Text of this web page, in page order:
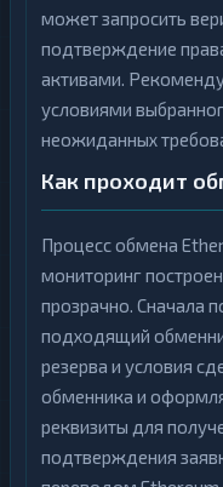
может запросить
подтверждение
активами.
условиями
неожиданных
Как проходит
Процесс обмена
мониторинг
прозрачно. Сначала
подходящий
резерва и условия
обменника и
реквизиты для
подтверждения